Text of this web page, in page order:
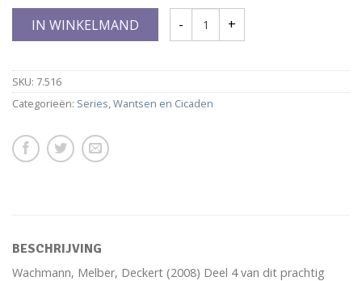
IN WINKELMAND
SKU: 7.516
Categorieën: Series Wantsen en Cicaden
BESCHRIJVING
Wachmann, Melber, Deckert (2008) Deel 4 van dit prachtig